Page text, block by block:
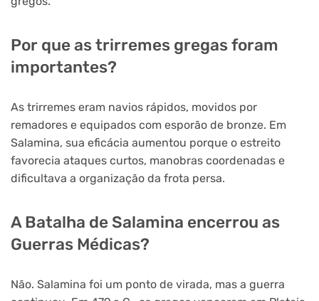
Por que as trirremes gregas foram
importantes?
As trirremes eram navios rápidos, movidos por
remadores e equipados com esporão de bronze. Em
Salamina, sua eficácia aumentou porque o estreito
favorecia ataques curtos, manobras coordenadas e
dificultava a organização da frota persa.
A Batalha de Salamina encerrou as
Guerras Médicas?
Não. Salamina foi um ponto de virada, mas a guerra